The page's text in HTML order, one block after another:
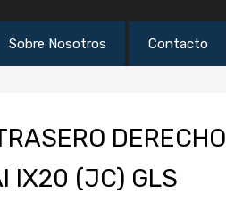
Sobre Nosotros Contacto
DERECHO
IX20 (JC) GLS